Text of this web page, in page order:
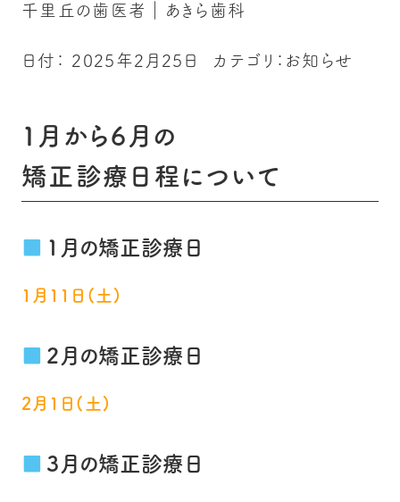
千里丘の歯医者｜あきら歯科
日付： 2025年2月25日 カテゴリ： お知らせ
1月から6月の
矯正診療日程について
1月の矯正診療日
1月11日(土)
2月の矯正診療日
2月1日(土)
3月の矯正診療日